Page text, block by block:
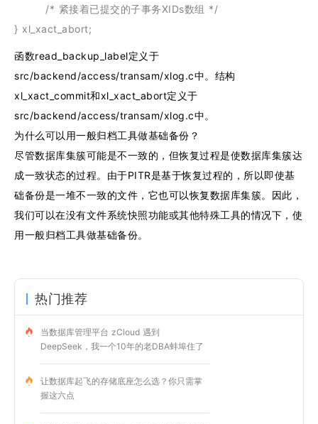
/* 紧接着已提交的子事务XIDs数组 */
} xl_xact_abort;
函数read_backup_label定义于
src/backend/access/transam/xlog.c中。结构
xl_xact_commit和xl_xact_abort定义于
src/backend/access/transam/xlog.c中。
为什么可以用一般归档工具做基础备份？
尽管数据库集簇可能是不一致的，但恢复过程是使数据库集簇达
成一致状态的过程。由于PITR是基于恢复过程的，所以即使基
础备份是一堆不一致的文件，它也可以恢复数据库集簇。因此，
我们可以在没有文件系统快照功能或其他特殊工具的情况下，使
用一般归档工具做基础备份。
热门推荐
当数据库管理平台 zCloud 遇到
DeepSeek，我一个10年的老DBA蚌埠住了
让数据库起飞的存储底座怎么选？你只需掌
握这六点